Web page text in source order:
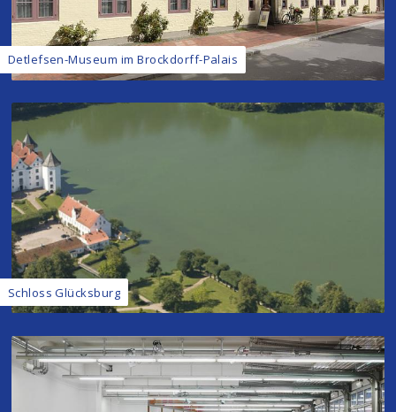
Detlefsen-Museum im Brockdorff-Palais
Schloss Glücksburg